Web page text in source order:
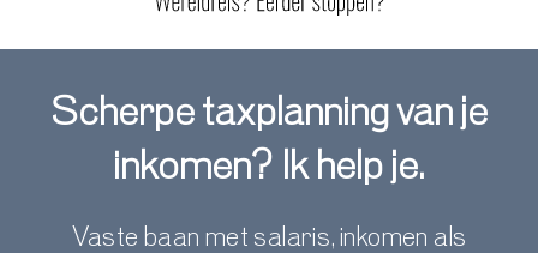
Scherpe taxplanning van je
inkomen? Ik help je.
Vaste baan met salaris, inkomen als